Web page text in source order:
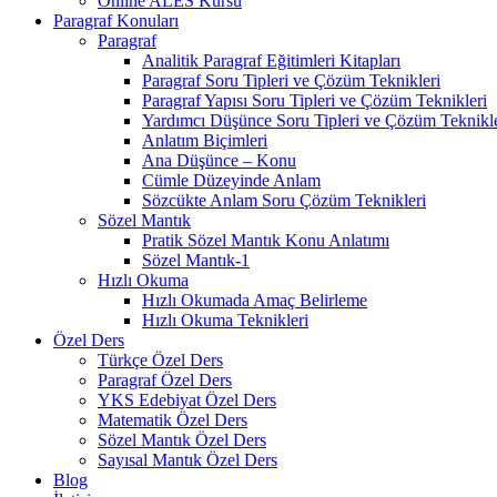
Paragraf Konuları
Paragraf
Analitik Paragraf Eğitimleri Kitapları
Paragraf Soru Tipleri ve Çözüm Teknikleri
Paragraf Yapısı Soru Tipleri ve Çözüm Teknikleri
Yardımcı Düşünce Soru Tipleri ve Çözüm
Anlatım Biçimleri
Ana Düşünce – Konu
Cümle Düzeyinde Anlam
Sözcükte Anlam Soru Çözüm Teknikleri
Sözel Mantık
Pratik Sözel Mantık Konu Anlatımı
Sözel Mantık-1
Hızlı Okuma
Hızlı Okumada Amaç Belirleme
Hızlı Okuma Teknikleri
Özel Ders
Türkçe Özel Ders
Paragraf Özel Ders
YKS Edebiyat Özel Ders
Matematik Özel Ders
Sözel Mantık Özel Ders
Sayısal Mantık Özel Ders
Blog